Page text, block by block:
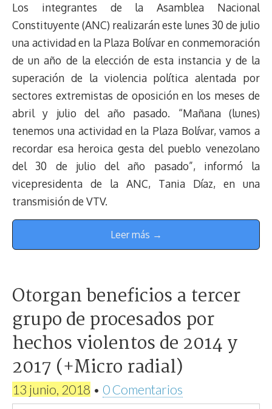
Los integrantes de la Asamblea Nacional
Constituyente (ANC) realizarán este lunes 30 de julio
una actividad en la Plaza Bolívar en conmemoración
de un año de la elección de esta instancia y de la
superación de la violencia política alentada por
sectores extremistas de oposición en los meses de
abril y julio del año pasado. “Mañana (lunes)
tenemos una actividad en la Plaza Bolívar, vamos a
recordar esa heroica gesta del pueblo venezolano
del 30 de julio del año pasado”, informó la
vicepresidenta de la ANC, Tania Díaz, en una
transmisión de VTV.
Leer más →
Otorgan beneficios a tercer
grupo de procesados por
hechos violentos de 2014 y
2017 (+Micro radial)
13 junio, 2018 • 0 Comentarios